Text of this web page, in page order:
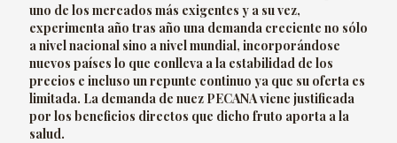
uno de los mercados más exigentes y a su vez,
experimenta año tras año una demanda creciente no sólo
a nivel nacional sino a nivel mundial, incorporándose
nuevos países lo que conlleva a la estabilidad de los
precios e incluso un repunte continuo ya que su oferta es
limitada. La demanda de nuez PECANA viene justificada
por los beneficios directos que dicho fruto aporta a la
salud.